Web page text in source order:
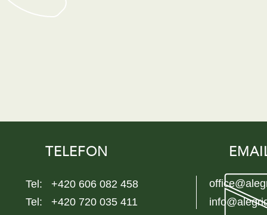
TELEFON
Tel: +420 606 082 458
Tel: +420 720 035 411